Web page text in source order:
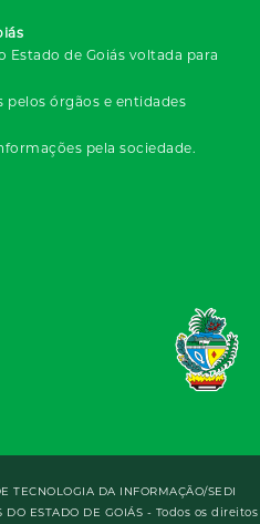
Estado de Goiás voltada para
órgãos e entidades
pela sociedade.
TECNOLOGIA DA INFORMAÇÃO/SEDI
ESTADO DE GOIÁS - Todos os direitos